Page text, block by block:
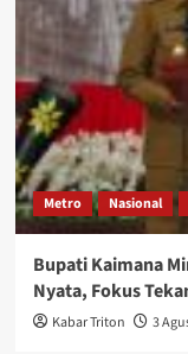
Metro Nasional
Bupati Kaimana
Nyata, Fokus
Kabar Triton 3